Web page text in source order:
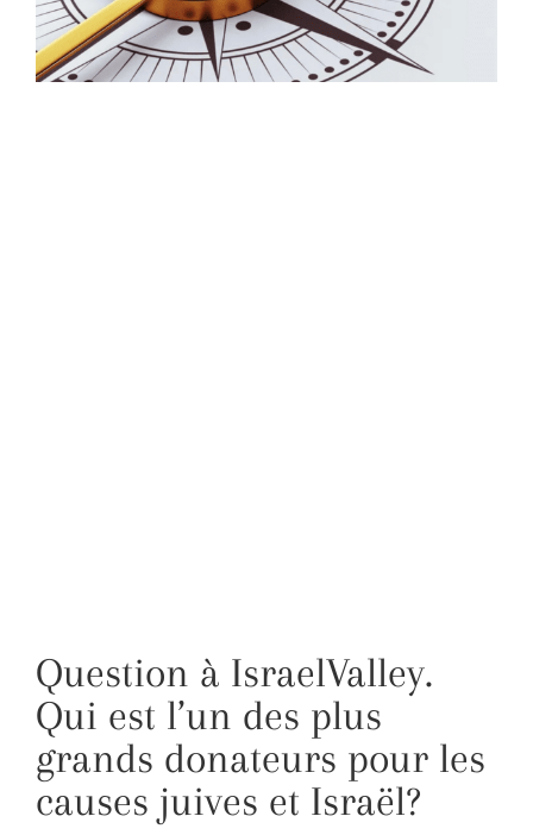
Question à IsraelValley.
Qui est l’un des plus
grands donateurs pour les
causes juives et Israël?